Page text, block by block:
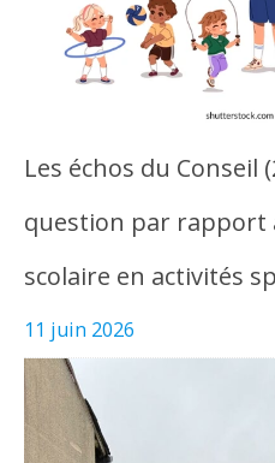
Les échos du Conseil
question par rapport
scolaire en activités
11 juin 2026